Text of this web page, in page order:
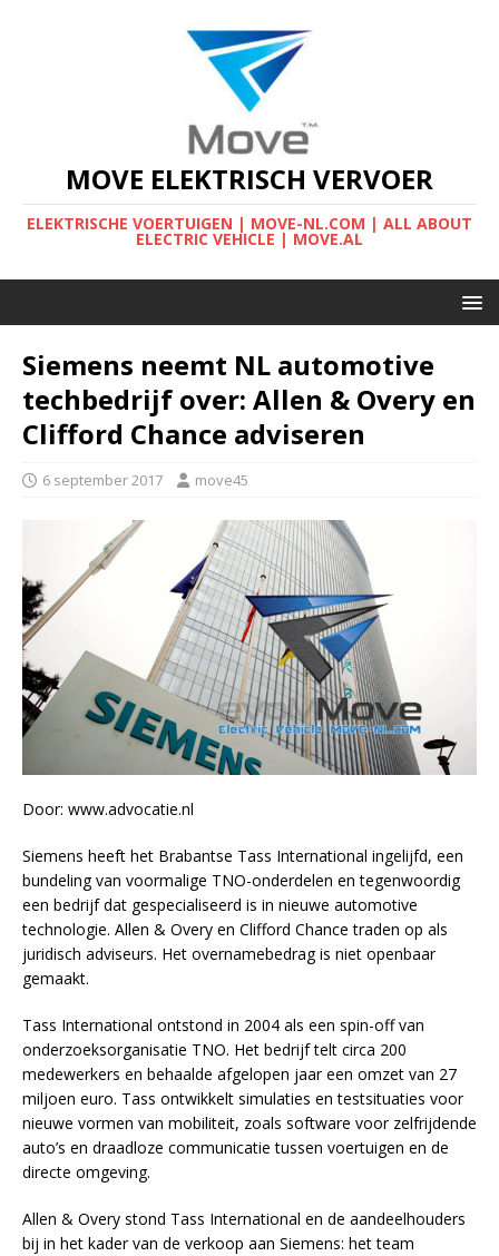
MOVE ELEKTRISCH VERVOER
ELEKTRISCHE VOERTUIGEN | MOVE-NL.COM | ALL ABOUT
ELECTRIC VEHICLE | MOVE.AL
Siemens neemt NL automotive
techbedrijf over: Allen & Overy en
Clifford Chance adviseren
6 september 2017 move45
Door: www.advocatie.nl
Siemens heeft het Brabantse Tass International ingelijfd, een
bundeling van voormalige TNO-onderdelen en tegenwoordig
een bedrijf dat gespecialiseerd is in nieuwe automotive
technologie. Allen & Overy en Clifford Chance traden op als
juridisch adviseurs. Het overnamebedrag is niet openbaar
gemaakt.
Tass International ontstond in 2004 als een spin-off van
onderzoeksorganisatie TNO. Het bedrijf telt circa 200
medewerkers en behaalde afgelopen jaar een omzet van 27
miljoen euro. Tass ontwikkelt simulaties en testsituaties voor
nieuwe vormen van mobiliteit, zoals software voor zelfrijdende
auto’s en draadloze communicatie tussen voertuigen en de
directe omgeving.
Allen & Overy stond Tass International en de aandeelhouders
bij in het kader van de verkoop aan Siemens: het team